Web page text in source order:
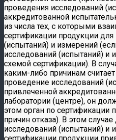
проведения исследований
аккредитованной
из числа тех, с которыми
сертификации продукции
(испытаний) и измерений
исследований (испытаний) и
схемой сертификации). В
каким-либо причинам
проведение исследований
привлеченной
лаборатории (центре), он
этом орган по сертификации
причин отказа). В этом
исследований (испытаний) и